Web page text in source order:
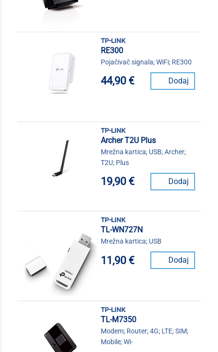
tp-link
RE300
Pojačivač signala; WiFi; RE300
44,90 € Dodaj
tp-link
Archer T2U Plus
Mrežna kartica; USB; Archer;
T2U; Plus
19,90 € Dodaj
tp-link
TL-WN727N
Mrežna kartica; USB
11,90 € Dodaj
tp-link
TL-M7350
Modem; Router; 4G; LTE; SIM;
Mobile; Wi-